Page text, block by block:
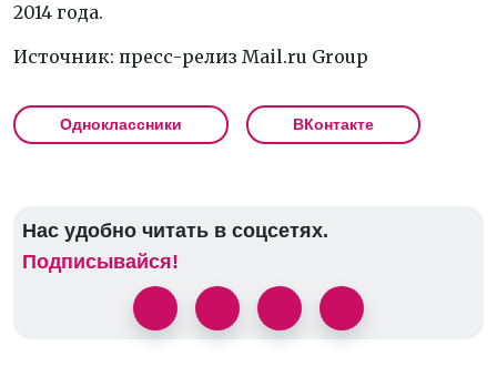
2014 года.
Источник: пресс-релиз Mail.ru Group
Одноклассники ВКонтакте
Нас удобно читать в соцсетях.
Подписывайся!